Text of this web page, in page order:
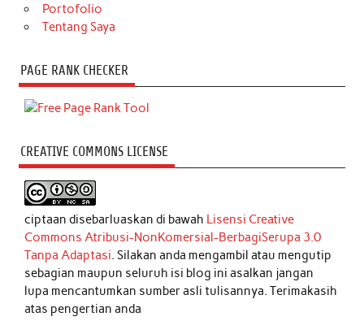
Portofolio
Tentang Saya
PAGE RANK CHECKER
CREATIVE COMMONS LICENSE
ciptaan disebarluaskan di bawah Lisensi Creative
Commons Atribusi-NonKomersial-BerbagiSerupa 3.0
Tanpa Adaptasi. Silakan anda mengambil atau mengutip
sebagian maupun seluruh isi blog ini asalkan jangan
lupa mencantumkan sumber asli tulisannya. Terimakasih
atas pengertian anda